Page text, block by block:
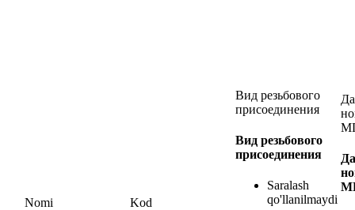
Nomi Kod
Вид резьбового
присоединения
Вид резьбового
присоединения
Saralash
qo'llanilmaydi